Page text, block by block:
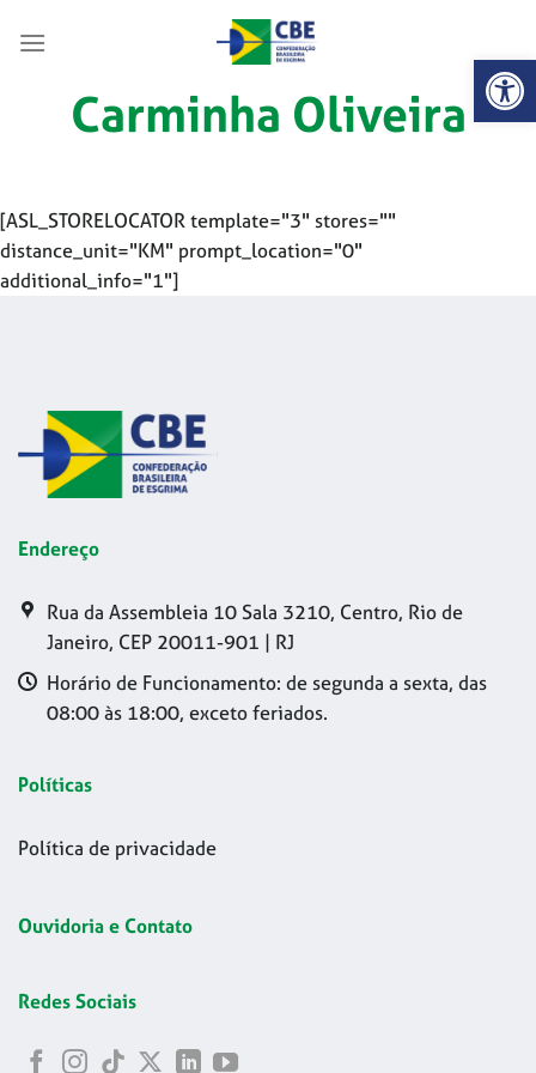
Abrir
Carminha Oliveira
[ASL_STORELOCATOR template="3" stores=""
distance_unit="KM" prompt_location="0"
additional_info="1"]
Endereço
Rua da Assembleia 10 Sala 3210, Centro, Rio de
Janeiro, CEP 20011-901 | RJ
Horário de Funcionamento: de segunda a sexta, das
08:00 às 18:00, exceto feriados.
Políticas
Política de privacidade
Ouvidoria e Contato
Redes Sociais